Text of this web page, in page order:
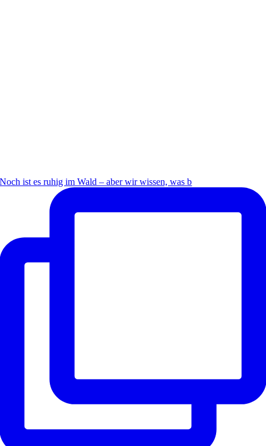
Noch ist es ruhig im Wald – aber wir wissen, was b